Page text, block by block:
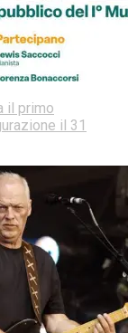
il primo
il 31